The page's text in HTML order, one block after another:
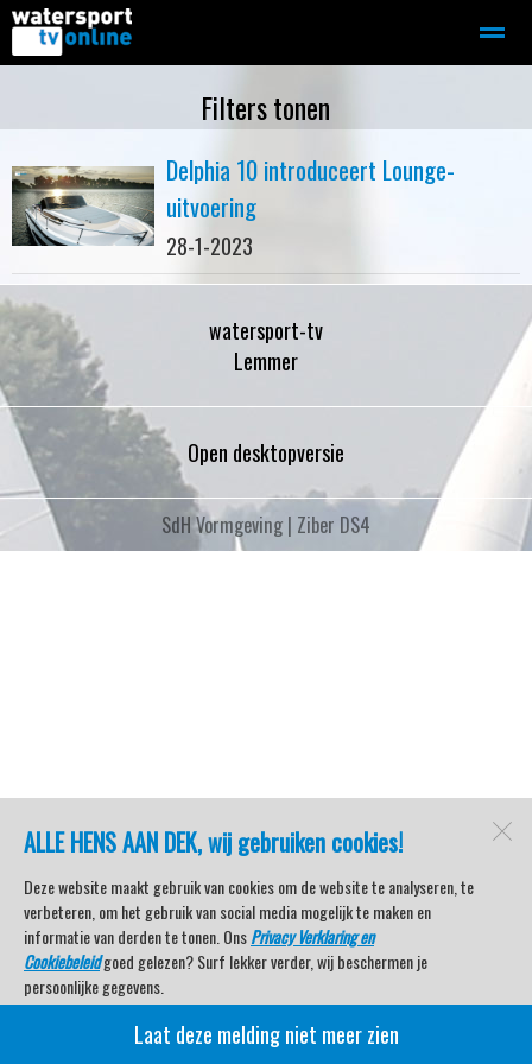
Motorboot-sloep Adverteren
Home
ALLE HENS AAN DEK, wij gebruiken cookies!
Deze website maakt gebruik van cookies om de website te analyseren, te
verbeteren, om het gebruik van social media mogelijk te maken en
informatie van derden te tonen. OnsPrivacy Verklaring en
Cookiebeleidgoed gelezen? Surf lekker verder, wij beschermen je
persoonlijke gegevens.
Veel kijkplezier met Watersport TV Beleving & Nieuws!
Laat deze melding niet meer zien
Filters tonen
Delphia 10 introduceert Lounge-
uitvoering
28-1-2023
watersport-tv
Lemmer
Open desktopversie
SdH Vormgeving | Ziber DS4